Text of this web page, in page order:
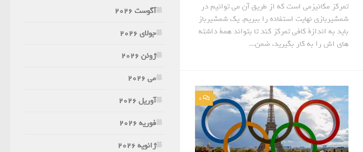
تمرکز مکانیزمی است که از طریق آن می توانیم در
شمشیربازی نهایت استفاده را ببریم. یک شمشیرباز
باید به اندازة کافی تمرکز کند تا بتواند همة داشته
های اش را به کار بگیرید، ضمن...
0
آگوست 2026
جولای 2026
ژوئن 2026
می 2026
آوریل 2026
فوریه 2026
ژانویه 2026